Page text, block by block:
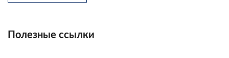
Полезные ссылки